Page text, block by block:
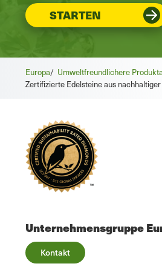
STARTEN
Europa/ Umweltfreundlichere
Zertifizierte Edelsteine aus
Unternehmensgruppe
Kontakt